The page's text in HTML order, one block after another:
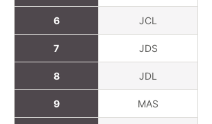
6
7
8
9
JCL
JDS
JDL
MAS